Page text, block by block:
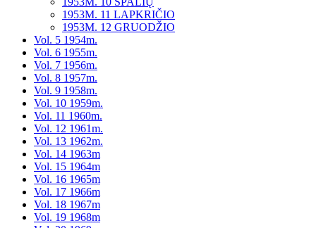
1953M. 11 LAPKRIČIO
1953M. 12 GRUODŽIO
Vol. 5 1954m.
Vol. 6 1955m.
Vol. 7 1956m.
Vol. 8 1957m.
Vol. 9 1958m.
Vol. 10 1959m.
Vol. 11 1960m.
Vol. 12 1961m.
Vol. 13 1962m.
Vol. 14 1963m
Vol. 15 1964m
Vol. 16 1965m
Vol. 17 1966m
Vol. 18 1967m
Vol. 19 1968m